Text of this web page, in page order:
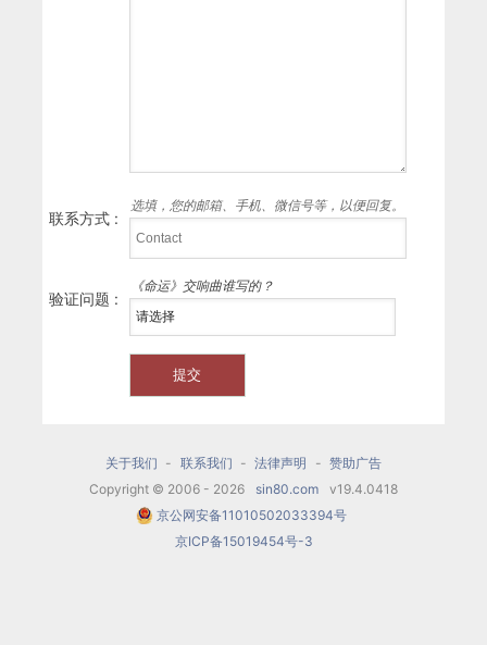
联系方式 :
选填，您的邮箱、手机、微信号等，以便回复。
验证问题 :
《命运》交响曲谁写的？
关于我们 - 联系我们 - 法律声明 - 赞助广告
Copyright © 2006 - 2026
sin80.com
v19.4.0418
京公网安备11010502033394号
京ICP备15019454号-3